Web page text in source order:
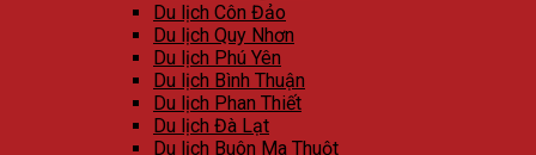
Du lịch Côn Đảo
Du lịch Quy Nhơn
Du lịch Phú Yên
Du lịch Bình Thuận
Du lịch Phan Thiết
Du lịch Đà Lạt
Du lịch Buôn Ma Thuột